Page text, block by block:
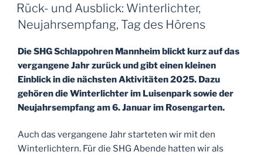
AM
Rück- und Ausblick: Winterlichter,
Neujahrsempfang, Tag des Hörens
Die SHG Schlappohren Mannheim blickt kurz auf das
vergangene Jahr zurück und gibt einen kleinen
Einblick in die nächsten Aktivitäten 2025. Dazu
gehören die Winterlichter im Luisenpark sowie der
Neujahrsempfang am 6. Januar im Rosengarten.
Auch das vergangene Jahr starteten wir mit den
Winterlichtern. Für die SHG Abende hatten wir als